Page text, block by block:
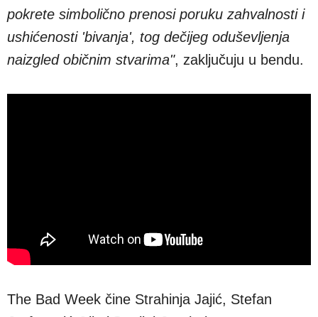
pokrete simbolično prenosi poruku zahvalnosti i
ushićenosti 'bivanja', tog dečijeg oduševljenja
naizgled običnim stvarima", zaključuju u bendu.
The Bad Week čine Strahinja Jajić, Stefan